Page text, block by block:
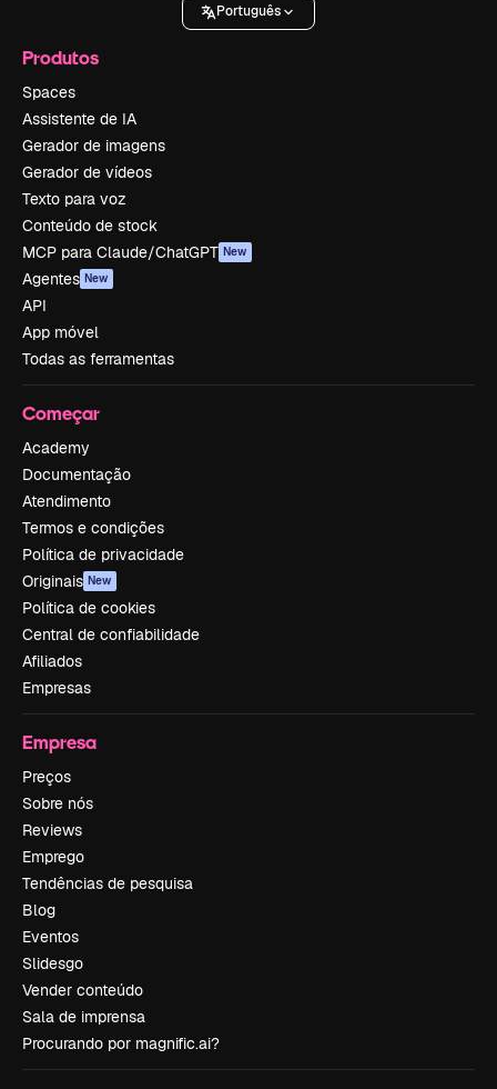
Português
Produtos
Spaces
Assistente de IA
Gerador de imagens
Gerador de vídeos
Texto para voz
Conteúdo de stock
MCP para Claude/ChatGPT New
Agentes New
API
App móvel
Todas as ferramentas
Começar
Academy
Documentação
Atendimento
Termos e condições
Política de privacidade
Originais New
Política de cookies
Central de confiabilidade
Afiliados
Empresas
Empresa
Preços
Sobre nós
Reviews
Emprego
Tendências de pesquisa
Blog
Eventos
Slidesgo
Vender conteúdo
Sala de imprensa
Procurando por magnific.ai?